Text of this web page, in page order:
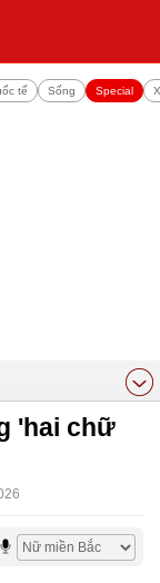
tế Sống Special
'hai chữ